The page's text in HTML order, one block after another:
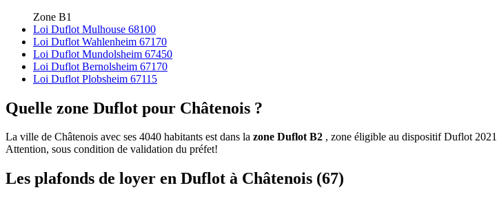
Zone B1
Loi Duflot Mulhouse 68100
Loi Duflot Wahlenheim 67170
Loi Duflot Mundolsheim 67450
Loi Duflot Bernolsheim 67170
Loi Duflot Plobsheim 67115
Quelle zone Duflot pour Châtenois ?
La ville de Châtenois avec ses 4040 habitants est dans la zone Duflot B2 , zone éligible au dispositif Duflot 2021
Attention, sous condition de validation du préfet!
Les plafonds de loyer en Duflot à Châtenois (67)